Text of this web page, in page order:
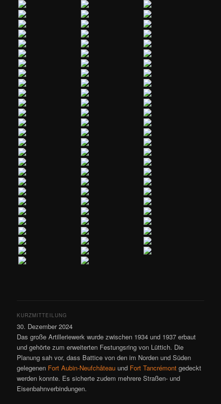
KURZMITTEILUNG
30. Dezember 2024
Das große Artilleriewerk wurde zwischen 1934 und 1937 erbaut
und gehörte zum erweiterten Festungsring von Lüttich. Die
Planung sah vor, dass Battice von den im Norden und Süden
gelegenen Fort Aubin-Neufchâteau und Fort Tancrémont gedeckt
werden konnte. Es sicherte zudem mehrere Straßen- und
Eisenbahnverbindungen.